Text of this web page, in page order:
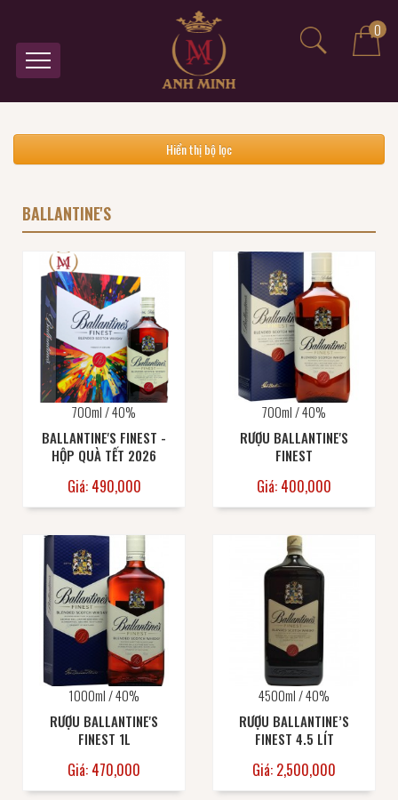
0
Hiển thị bộ lọc
BALLANTINE'S
700ml / 40%
BALLANTINE'S FINEST -
HỘP QUÀ TẾT 2026
Giá: 490,000
700ml / 40%
RƯỢU BALLANTINE'S
FINEST
Giá: 400,000
1000ml / 40%
RƯỢU BALLANTINE'S
FINEST 1L
Giá: 470,000
4500ml / 40%
RƯỢU BALLANTINE’S
FINEST 4.5 LÍT
Giá: 2,500,000